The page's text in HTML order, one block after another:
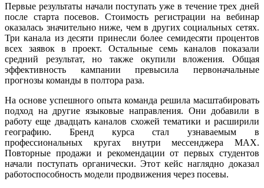
Первые результаты начали поступать уже в течение трех дней
после старта посевов. Стоимость регистрации на вебинар
оказалась значительно ниже, чем в других социальных сетях.
Три канала из десяти принесли более семидесяти процентов
всех заявок в проект. Остальные семь каналов показали
средний результат, но также окупили вложения. Общая
эффективность кампании превысила первоначальные
прогнозы команды в полтора раза.
На основе успешного опыта команда решила масштабировать
подход на другие языковые направления. Они добавили в
работу еще двадцать каналов схожей тематики и расширили
географию. Бренд курса стал узнаваемым в
профессиональных кругах внутри мессенджера MAX.
Повторные продажи и рекомендации от первых студентов
начали поступать органически. Этот кейс наглядно доказал
работоспособность модели продвижения через посевы.